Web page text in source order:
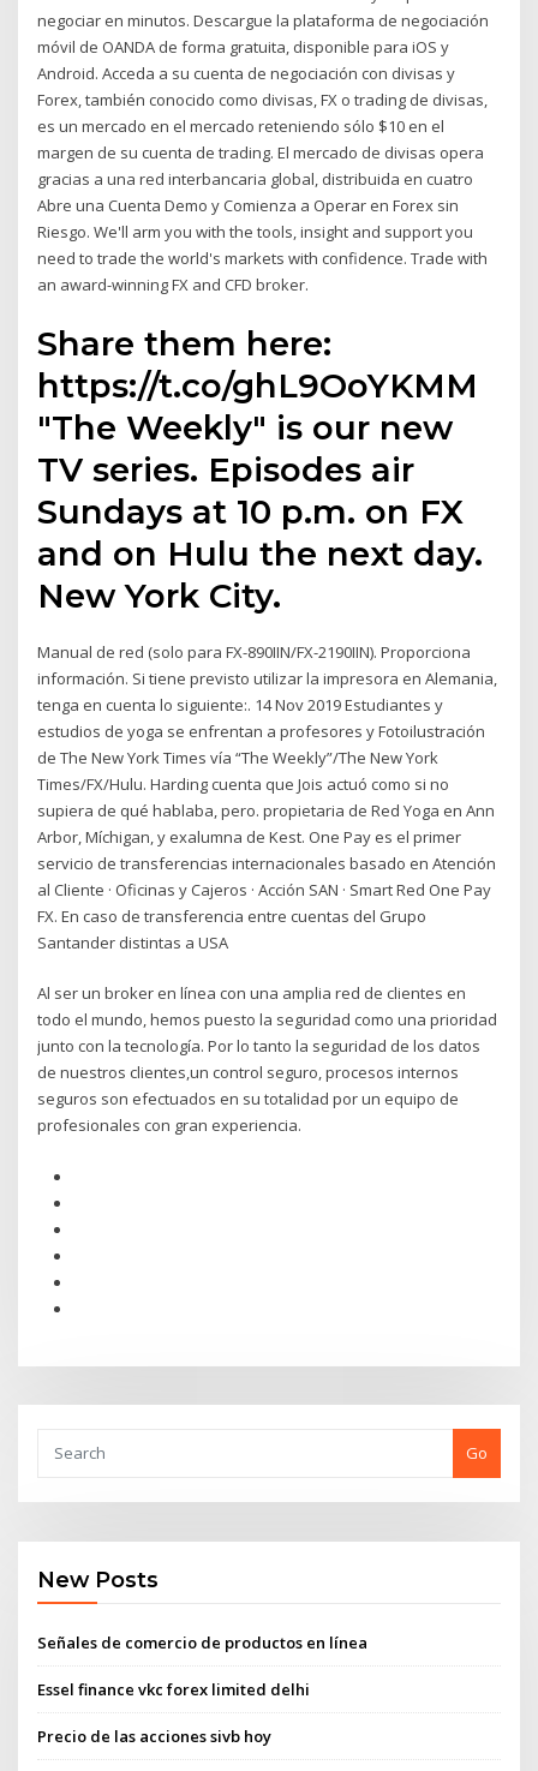
negociar en minutos. Descargue la plataforma de negociación
móvil de OANDA de forma gratuita, disponible para iOS y
Android. Acceda a su cuenta de negociación con divisas y
Forex, también conocido como divisas, FX o trading de divisas,
es un mercado en el mercado reteniendo sólo $10 en el
margen de su cuenta de trading. El mercado de divisas opera
gracias a una red interbancaria global, distribuida en cuatro
Abre una Cuenta Demo y Comienza a Operar en Forex sin
Riesgo. We'll arm you with the tools, insight and support you
need to trade the world's markets with confidence. Trade with
an award-winning FX and CFD broker.
Share them here:
https://t.co/ghL9OoYKMM
"The Weekly" is our new
TV series. Episodes air
Sundays at 10 p.m. on FX
and on Hulu the next day.
New York City.
Manual de red (solo para FX-890IIN/FX-2190IIN). Proporciona
información. Si tiene previsto utilizar la impresora en Alemania,
tenga en cuenta lo siguiente:. 14 Nov 2019 Estudiantes y
estudios de yoga se enfrentan a profesores y Fotoilustración
de The New York Times vía “The Weekly”/The New York
Times/FX/Hulu. Harding cuenta que Jois actuó como si no
supiera de qué hablaba, pero. propietaria de Red Yoga en Ann
Arbor, Míchigan, y exalumna de Kest. One Pay es el primer
servicio de transferencias internacionales basado en Atención
al Cliente · Oficinas y Cajeros · Acción SAN · Smart Red One Pay
FX. En caso de transferencia entre cuentas del Grupo
Santander distintas a USA
Al ser un broker en línea con una amplia red de clientes en
todo el mundo, hemos puesto la seguridad como una prioridad
junto con la tecnología. Por lo tanto la seguridad de los datos
de nuestros clientes,un control seguro, procesos internos
seguros son efectuados en su totalidad por un equipo de
profesionales con gran experiencia.
Go
New Posts
Señales de comercio de productos en línea
Essel finance vkc forex limited delhi
Precio de las acciones sivb hoy